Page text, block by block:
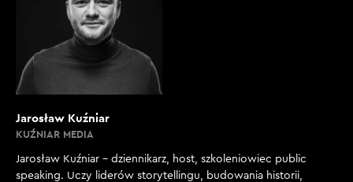
Jarosław Kuźniar
KUŹNIAR MEDIA
Jarosław Kuźniar – dziennikarz, host, szkoleniowiec public
speaking. Uczy liderów storytellingu, budowania historii,